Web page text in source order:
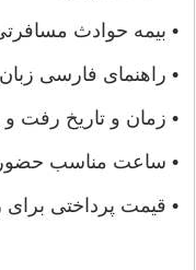
• بیمه حوادث
• راهنمای فارسی زبان
• زمان و تاریخ رفت
• ساعت مناسب حضور
• قیمت پرداختی برای